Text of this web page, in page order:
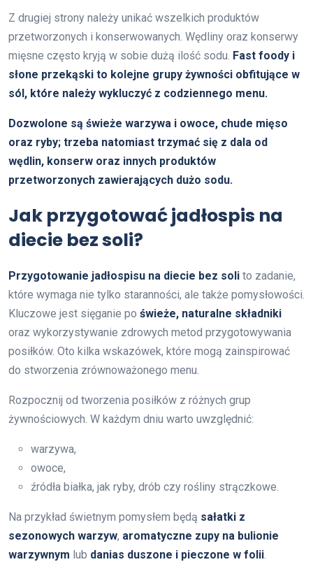
Z drugiej strony należy unikać wszelkich produktów
przetworzonych i konserwowanych. Wędliny oraz konserwy
mięsne często kryją w sobie dużą ilość sodu. Fast foody i
słone przekąski to kolejne grupy żywności obfitujące w
sól, które należy wykluczyć z codziennego menu.
Dozwolone są świeże warzywa i owoce, chude mięso
oraz ryby; trzeba natomiast trzymać się z dala od
wędlin, konserw oraz innych produktów
przetworzonych zawierających dużo sodu.
Jak przygotować jadłospis na
diecie bez soli?
Przygotowanie jadłospisu na diecie bez soli to zadanie,
które wymaga nie tylko staranności, ale także pomysłowości.
Kluczowe jest sięganie po świeże, naturalne składniki
oraz wykorzystywanie zdrowych metod przygotowywania
posiłków. Oto kilka wskazówek, które mogą zainspirować
do stworzenia zrównoważonego menu.
Rozpocznij od tworzenia posiłków z różnych grup
żywnościowych. W każdym dniu warto uwzględnić:
warzywa,
owoce,
źródła białka, jak ryby, drób czy rośliny strączkowe.
Na przykład świetnym pomysłem będą sałatki z
sezonowych warzyw, aromatyczne zupy na bulionie
warzywnym lub danias duszone i pieczone w folii.